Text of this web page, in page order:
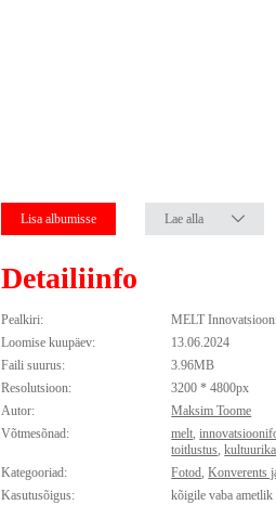
Lisa albumisse Lae alla
Detailiinfo
Pealkiri:
MELT
Loomise kuupäev:
13.06.2024
Faili suurus:
3.96MB
Resolutsioon:
3200 * 4800px
Autor:
Maksim Toome
Võtmesõnad:
melt,
toitlustus,
Kategooriad:
Fotod,Konverents
Kasutusõigus:
kõigile vaba